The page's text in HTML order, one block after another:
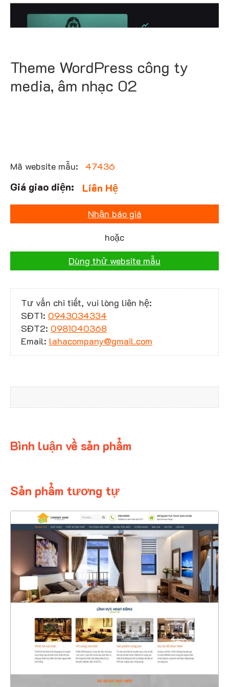
Theme WordPress công ty
media, âm nhạc 02
Mã website mẫu: 47436
Liên Hệ
Nhận báo giá
hoặc
Dùng thử website mẫu
Tư vấn chi tiết, vui lòng liên hệ:
SĐT1: 0943034334
SĐT2: 0981040368
Email: lahacompany@gmail.com
Bình luận về sản phẩm
Sản phẩm tương tự
4399
CHI TIẾT